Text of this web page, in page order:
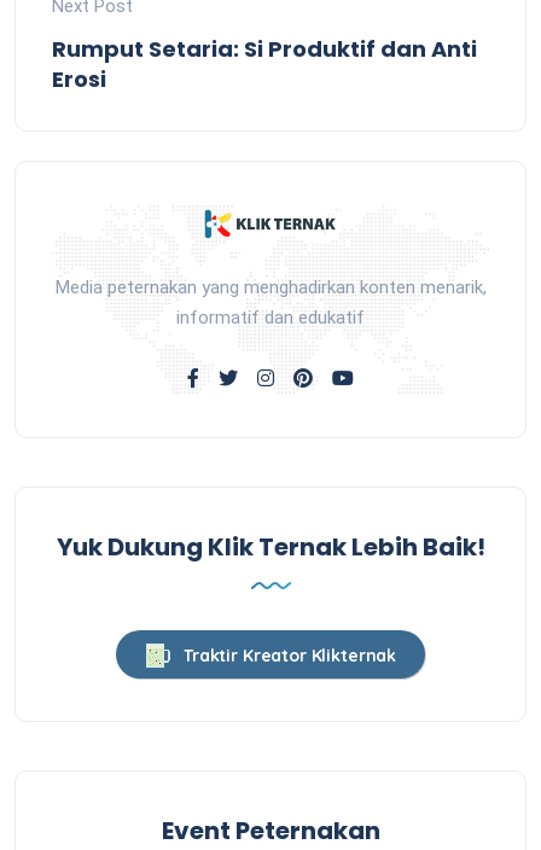
Next Post
Rumput Setaria: Si Produktif dan Anti
Erosi
Media peternakan yang menghadirkan konten menarik,
informatif dan edukatif
Yuk Dukung Klik Ternak Lebih Baik!
Traktir Kreator Klikternak
Event Peternakan